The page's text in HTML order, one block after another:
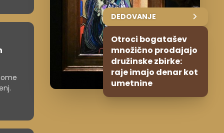
DEDOVANJE
Otroci bogatašev
množično prodajajo
družinske zbirke:
raje imajo denar kot
umetnine